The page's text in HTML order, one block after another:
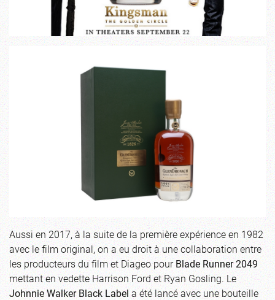
Aussi en 2017, à la suite de la première expérience en 1982
avec le film original, on a eu droit à une collaboration entre
les producteurs du film et Diageo pourBlade Runner 2049
mettant en vedette Harrison Ford et Ryan Gosling. Le
Johnnie Walker Black Labela été lancé avec une bouteille